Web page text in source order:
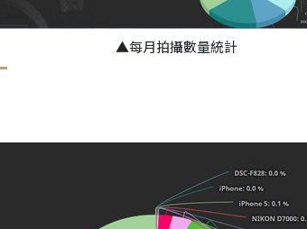
▲每月拍攝數量統計